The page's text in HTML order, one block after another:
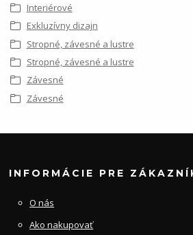
Interiérové
Exkluzívny dizajn
Stropné, závesné a lustre
Stropné, závesné a lustre
Závesné
Závesné
INFORMÁCIE PRE
O nás
Ako nakupovať